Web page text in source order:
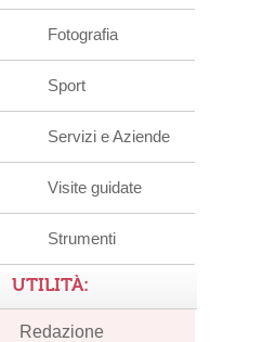
Fotografia
Sport
Servizi e Aziende
Visite guidate
Strumenti
UTILITÀ:
Redazione